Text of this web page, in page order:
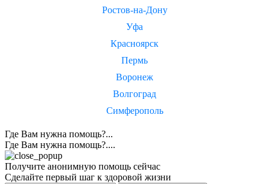
Ростов-на-Дону
Уфа
Красноярск
Пермь
Воронеж
Волгоград
Симферополь
Где Вам нужна помощь?...
Где Вам нужна помощь?....
Получите анонимную помощь сейчас
Сделайте первый шаг к здоровой жизни